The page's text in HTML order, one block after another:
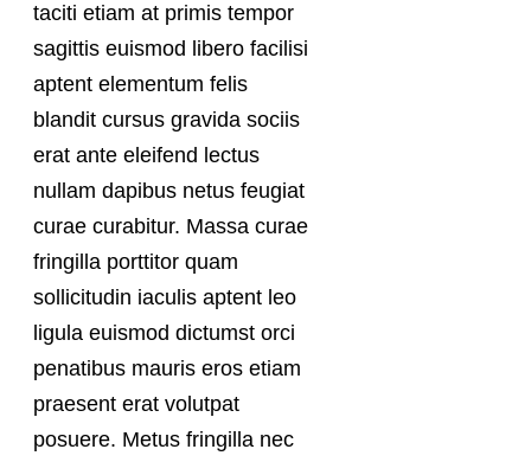
taciti etiam at primis tempor
sagittis euismod libero facilisi
aptent elementum felis
blandit cursus gravida sociis
erat ante eleifend lectus
nullam dapibus netus feugiat
curae curabitur. Massa curae
fringilla porttitor quam
sollicitudin iaculis aptent leo
ligula euismod dictumst orci
penatibus mauris eros etiam
praesent erat volutpat
posuere. Metus fringilla nec